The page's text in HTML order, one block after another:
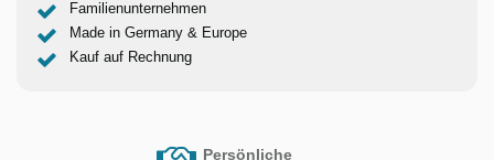
Familienunternehmen
Made in Germany & Europe
Kauf auf Rechnung
Persönliche